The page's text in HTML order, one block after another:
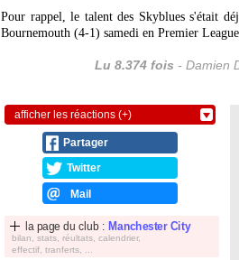
Pour rappel, le talent des Skyblues s'était
Bournemouth (4-1) samedi en Premier
Lu 8.374 fois - Damien
afficher les réactions (+)
Partager
Twitter
Mail
la page du club : Manchester City
bilan, stats, réultats, calendrier,
effectif, tranferts, ...